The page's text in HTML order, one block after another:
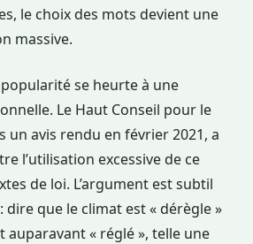
le choix des mots devient une
massive.
se heurte à une
Le Haut Conseil pour le
un avis rendu en février 2021, a
l’utilisation excessive de ce
de loi. L’argument est subtil
dire que le climat est « dérègle »
auparavant « réglé », telle une